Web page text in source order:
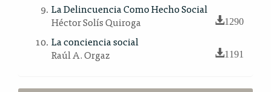
La Delincuencia Como Hecho Social
Héctor Solís Quiroga
1290
La conciencia social
Raúl A. Orgaz
1191